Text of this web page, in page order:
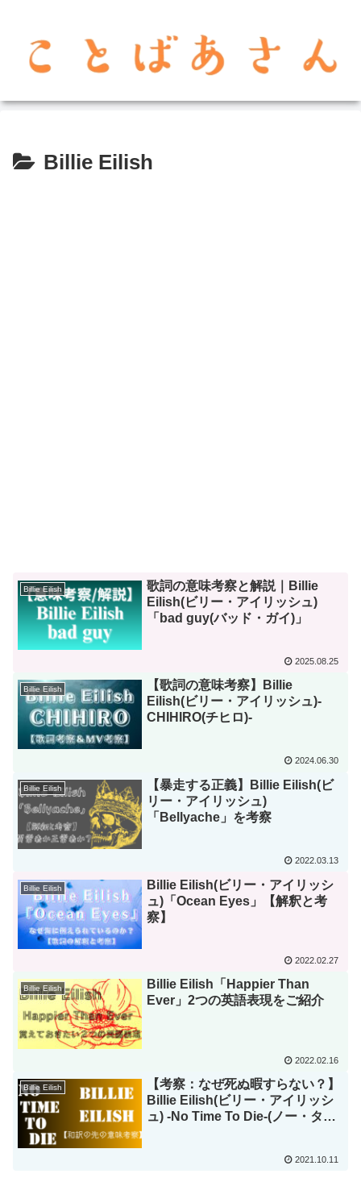
Billie Eilish
Billie Eilish
歌詞の意味考察と解説｜Billie
Eilish(ビリー・アイリッシュ)
「bad guy(バッド・ガイ)」
2025.08.25
Billie Eilish
【歌詞の意味考察】Billie
Eilish(ビリー・アイリッシュ)-
CHIHIRO(チヒロ)-
2024.06.30
Billie Eilish
【暴走する正義】Billie Eilish(ビ
リー・アイリッシュ)
「Bellyache」を考察
2022.03.13
Billie Eilish
Billie Eilish(ビリー・アイリッシ
ュ)「Ocean Eyes」【解釈と考
察】
2022.02.27
Billie Eilish
Billie Eilish「Happier Than
Ever」2つの英語表現をご紹介
2022.02.16
Billie Eilish
【考察：なぜ死ぬ暇すらない？】
Billie Eilish(ビリー・アイリッシ
ュ) -No Time To Die-(ノー・タイ
2021.10.11